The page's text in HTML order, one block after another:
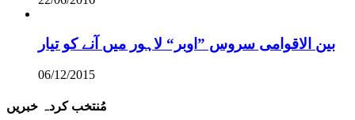
بین الاقوامی سروس ”اوبر“ لاہور میں آنے کو تیار
06/12/2015
مُنتخب کردہ خبریں